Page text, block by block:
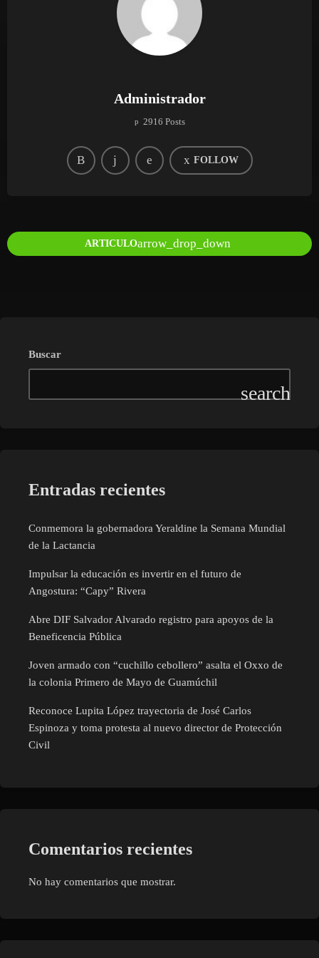
Administrador
2916 Posts
FOLLOW
ARTICULOarrow_drop_down
Buscar
Entradas recientes
Conmemora la gobernadora Yeraldine la Semana Mundial
de la Lactancia
Impulsar la educación es invertir en el futuro de
Angostura: “Capy” Rivera
Abre DIF Salvador Alvarado registro para apoyos de la
Beneficencia Pública
Joven armado con “cuchillo cebollero” asalta el Oxxo de
la colonia Primero de Mayo de Guamúchil
Reconoce Lupita López trayectoria de José Carlos
Espinoza y toma protesta al nuevo director de Protección
Civil
Comentarios recientes
No hay comentarios que mostrar.